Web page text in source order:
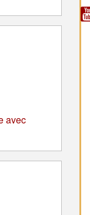
avec